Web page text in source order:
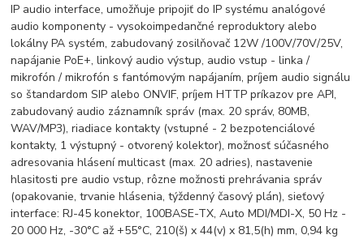
IP audio interface, umožňuje pripojiť do IP systému analógové
audio komponenty - vysokoimpedančné reproduktory alebo
lokálny PA systém, zabudovaný zosilňovač 12W /100V/70V/25V,
napájanie PoE+, linkový audio výstup, audio vstup - linka /
mikrofón / mikrofón s fantómovým napájaním, príjem audio signálu
so štandardom SIP alebo ONVIF, príjem HTTP príkazov pre API,
zabudovaný audio záznamník správ (max. 20 správ, 80MB,
WAV/MP3), riadiace kontakty (vstupné - 2 bezpotenciálové
kontakty, 1 výstupný - otvorený kolektor), možnosť súčasného
adresovania hlásení multicast (max. 20 adries), nastavenie
hlasitosti pre audio vstup, rôzne možnosti prehrávania správ
(opakovanie, trvanie hlásenia, týždenný časový plán), sieťový
interface: RJ-45 konektor, 100BASE-TX, Auto MDI/MDI-X, 50 Hz -
20 000 Hz, -30°C až +55°C, 210(š) x 44(v) x 81,5(h) mm, 0,94 kg